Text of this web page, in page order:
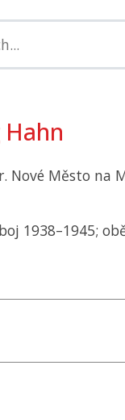
Nové Město na
1938–1945;